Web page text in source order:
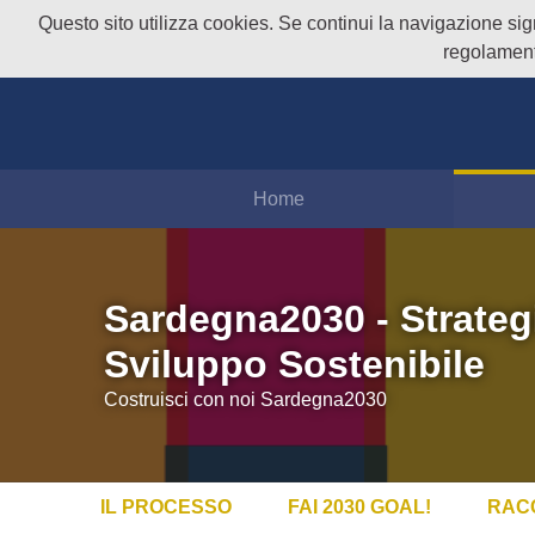
Questo sito utilizza cookies. Se continui la navigazione
Home
Sardegna2030 -
Sviluppo Sostenibile
Costruisci con noi Sardegna2030
IL PROCESSO FAI 2030 GOAL!